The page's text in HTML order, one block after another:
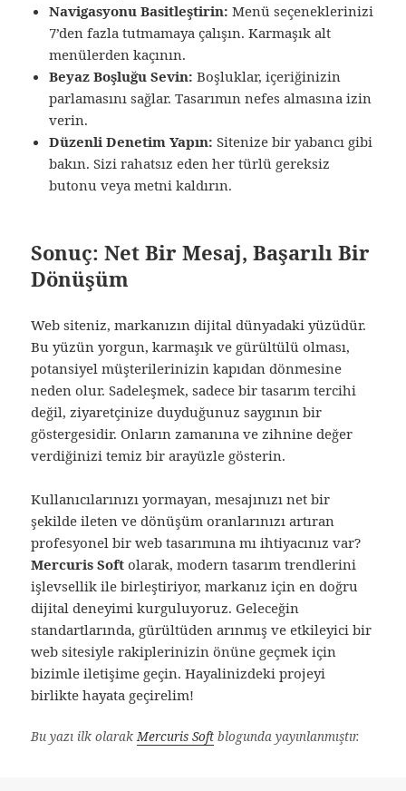
Navigasyonu Basitleştirin: Menü seçeneklerinizi
7’den fazla tutmamaya çalışın. Karmaşık alt
menülerden kaçının.
Beyaz Boşluğu Sevin: Boşluklar, içeriğinizin
parlamasını sağlar. Tasarımın nefes almasına izin
verin.
Düzenli Denetim Yapın: Sitenize bir yabancı gibi
bakın. Sizi rahatsız eden her türlü gereksiz
butonu veya metni kaldırın.
Sonuç: Net Bir Mesaj, Başarılı Bir
Dönüşüm
Web siteniz, markanızın dijital dünyadaki yüzüdür.
Bu yüzün yorgun, karmaşık ve gürültülü olması,
potansiyel müşterilerinizin kapıdan dönmesine
neden olur. Sadeleşmek, sadece bir tasarım tercihi
değil, ziyaretçinize duyduğunuz saygının bir
göstergesidir. Onların zamanına ve zihnine değer
verdiğinizi temiz bir arayüzle gösterin.
Kullanıcılarınızı yormayan, mesajınızı net bir
şekilde ileten ve dönüşüm oranlarınızı artıran
profesyonel bir web tasarımına mı ihtiyacınız var?
Mercuris Soft olarak, modern tasarım trendlerini
işlevsellik ile birleştiriyor, markanız için en doğru
dijital deneyimi kurguluyoruz. Geleceğin
standartlarında, gürültüden arınmış ve etkileyici bir
web sitesiyle rakiplerinizin önüne geçmek için
bizimle iletişime geçin. Hayalinizdeki projeyi
birlikte hayata geçirelim!
Bu yazı ilk olarakMercuris Soft blogunda yayınlanmıştır.